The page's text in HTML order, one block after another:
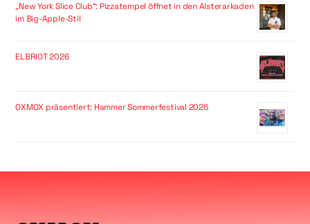
„New York Slice Club“: Pizzatempel öffnet in den Alsterarkaden
im Big-Apple-Stil
ELBRIOT 2026
OXMOX präsentiert: Hammer Sommerfestival 2026